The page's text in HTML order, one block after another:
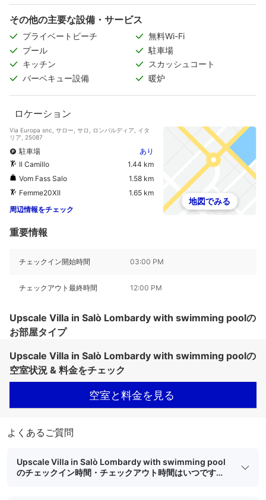
その他の主要な設備・サービス
プライベートビーチ
無料Wi-Fi
プール
駐車場
キッチン
スカッシュコート
バーベキュー設備
暖炉
ロケーション
Via Europa snc, サロー, サロ, ロンバルディア, イタ
リア, 25087
駐車場
あり
Il Camillo
1.44 km
Vom Fass Salo
1.58 km
Femme20XII
1.65 km
周辺情報をチェック
地図でみる
重要情報
チェックイン開始時間 03:00 PM
チェックアウト最終時間 12:00 PM
Upscale Villa in Salò Lombardy with swimming poolの
お部屋タイプ
Upscale Villa in Salò Lombardy with swimming poolの
空室状況 & 料金をチェック
空室と料金を見る
よくあるご質問
Upscale Villa in Salò Lombardy with swimming pool
のチェックイン時間・チェックアウト時間はいつです